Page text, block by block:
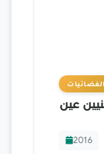
عين
2016